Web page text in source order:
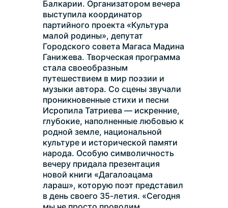
Балкарии. Организатором вечера
выступила координатор
партийного проекта «Культура
малой родины», депутат
Городского совета Магаса Мадина
Ганижева. Творческая программа
стала своеобразным
путешествием в мир поэзии и
музыки автора. Со сцены звучали
проникновенные стихи и песни
Исропила Татриева — искренние,
глубокие, наполненные любовью к
родной земле, национальной
культуре и исторической памяти
народа. Особую символичность
вечеру придала презентация
новой книги «Дагалоацама
лараш», которую поэт представил
в день своего 35-летия. «Сегодня